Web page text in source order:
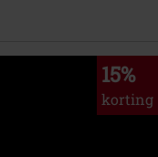
15%
korting